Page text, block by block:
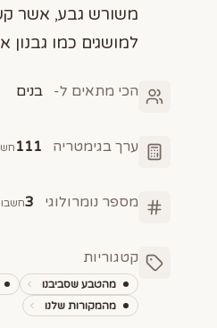
משורש גבע, אשר
למושגים כמו גבנון
הכי מתאים ל- בנים
ערך בגימטריה 111
מספר נומרולוגי 3
קטגוריות
מהטבע שסביבנו
מהמקורות שלנו